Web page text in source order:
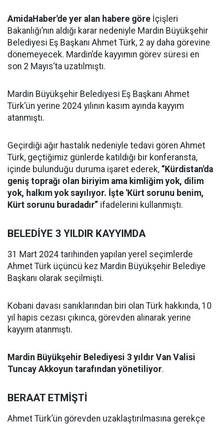
AmidaHaber'de yer alan habere göre İçişleri
Bakanlığı’nın aldığı karar nedeniyle Mardin Büyükşehir
Belediyesi Eş Başkanı Ahmet Türk, 2 ay daha görevine
dönemeyecek. Mardin’de kayyımın görev süresi en
son 2 Mayıs’ta uzatılmıştı.
Mardin Büyükşehir Belediyesi Eş Başkanı Ahmet
Türk’ün yerine 2024 yılının kasım ayında kayyım
atanmıştı.
Geçirdiği ağır hastalık nedeniyle tedavi gören Ahmet
Türk, geçtiğimiz günlerde katıldığı bir konferansta,
içinde bulunduğu duruma işaret ederek, “Kürdistan'da
geniş toprağı olan biriyim ama kimliğim yok, dilim
yok, halkım yok sayılıyor. İşte 'Kürt sorunu benim,
Kürt sorunu buradadır” ifadelerini kullanmıştı.
BELEDİYE 3 YILDIR KAYYIMDA
31 Mart 2024 tarihinden yapılan yerel seçimlerde
Ahmet Türk üçüncü kez Mardin Büyükşehir Belediye
Başkanı olarak seçilmişti.
Kobani davası sanıklarından biri olan Türk hakkında, 10
yıl hapis cezası çıkınca, görevden alınarak yerine
kayyım atanmıştı.
Mardin Büyükşehir Belediyesi 3 yıldır Van Valisi
Tuncay Akkoyun tarafından yönetiliyor.
BERAAT ETMİŞTİ
Ahmet Türk’ün görevden uzaklaştırılmasına gerekçe